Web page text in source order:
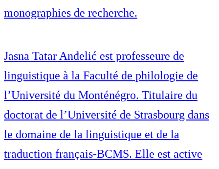
monographies de recherche.
Jasna Tatar Anđelić est professeure de
linguistique à la Faculté de philologie de
l’Université du Monténégro. Titulaire du
doctorat de l’Université de Strasbourg dans
le domaine de la linguistique et de la
traduction français-BCMS. Elle est active